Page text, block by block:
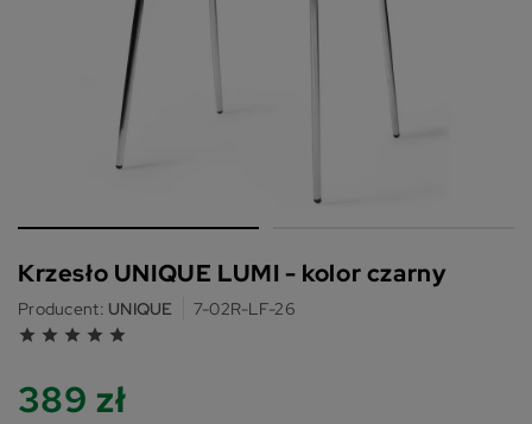
Krzesło UNIQUE LUMI - kolor czarny
Producent: UNIQUE 7-02R-LF-26
grade grade grade grade grade
389 zł